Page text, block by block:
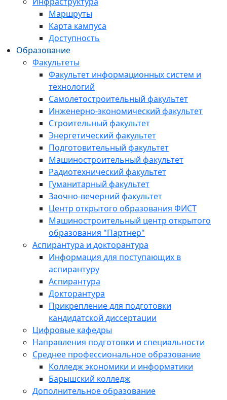
Маршруты
Карта кампуса
Доступность
Образование
Факультеты
Факультет информационных систем и
технологий
Самолетостроительный факультет
Инженерно-экономический факультет
Строительный факультет
Энергетический факультет
Подготовительный факультет
Машиностроительный факультет
Радиотехнический факультет
Гуманитарный факультет
Заочно-вечерний факультет
Центр открытого образования ФИСТ
Машиностроительный центр открытого
образования "Партнер"
Аспирантура и докторантура
Информация для поступающих в
аспирантуру
Аспирантура
Докторантура
Прикрепление для подготовки
кандидатской диссертации
Цифровые кафедры
Направления подготовки и специальности
Среднее профессиональное образование
Колледж экономики и информатики
Барышский колледж
Дополнительное образование